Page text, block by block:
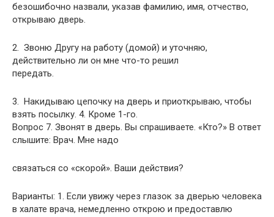
безошибочно назвали, указав фамилию, имя, отчество,
открываю дверь.
2. Звоню Другу на работу (домой) и уточняю,
действительно ли он мне что-то решил
передать.
3. Накидываю цепочку на дверь и приоткрываю, чтобы
взять посылку. 4. Кроме 1-го.
Вопрос 7. Звонят в дверь. Вы спрашиваете. «Кто?» В ответ
слышите: Врач. Мне надо
связаться со «скорой». Ваши действия?
Варианты: 1. Если увижу через глазок за дверью человека
в халате врача, немедленно открою и предоставлю